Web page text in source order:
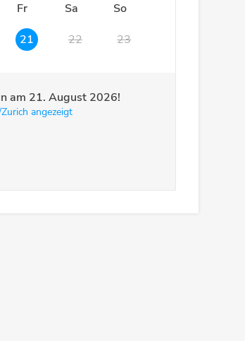
Fr Sa
So
21 22 23
am 21. August 2026!
angezeigt